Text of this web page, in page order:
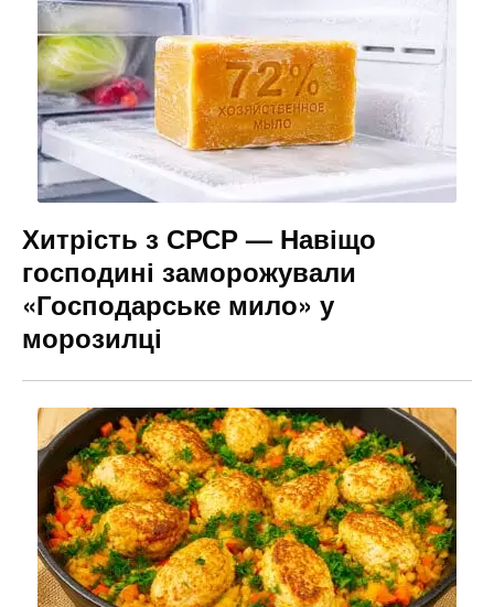
Хитрість з СРСР — Навіщо
господині заморожували
«Господарське мило» у
морозилці